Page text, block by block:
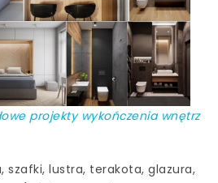
projekty wykończenia wnętrz
szafki, lustra, terakota, glazura,